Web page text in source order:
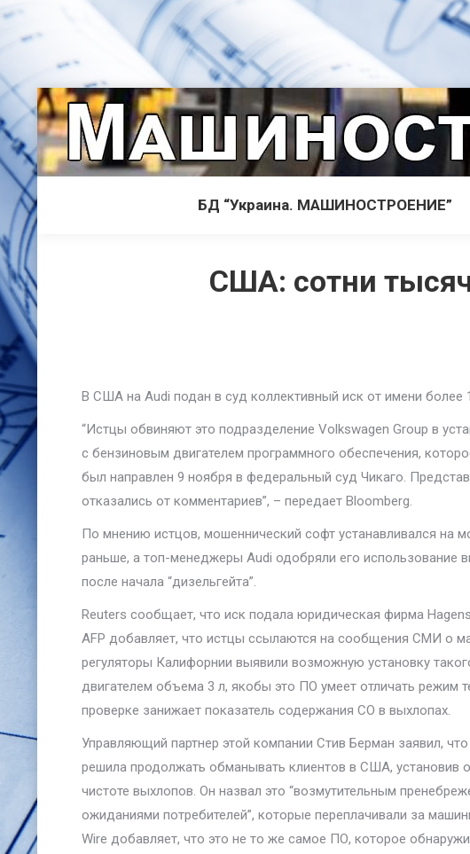
БД “Украина. МАШИНОСТРОЕНИЕ”
США: сотни
В США на Audi подан в суд коллективный иск от имени более
“Истцы обвиняют это подразделение Volkswagen Group в
с бензиновым двигателем программного обеспечения,
был направлен 9 ноября в федеральный суд Чикаго.
отказались от комментариев”, – передает Bloomberg.
По мнению истцов, мошеннический софт устанавливался на
раньше, а топ-менеджеры Audi одобряли его использование
после начала “дизельгейта”.
Reuters сообщает, что иск подала юридическая фирма
AFP добавляет, что истцы ссылаются на сообщения СМИ о
регуляторы Калифорнии выявили возможную установку
двигателем объема 3 л, якобы это ПО умеет отличать режим
проверке занижает показатель содержания СО в выхлопах.
Управляющий партнер этой компании Стив Берман заявил,
решила продолжать обманывать клиентов в США, установив
чистоте выхлопов. Он назвал это “возмутительным
ожиданиями потребителей”, которые переплачивали за
Wire добавляет, что это не то же самое ПО, которое